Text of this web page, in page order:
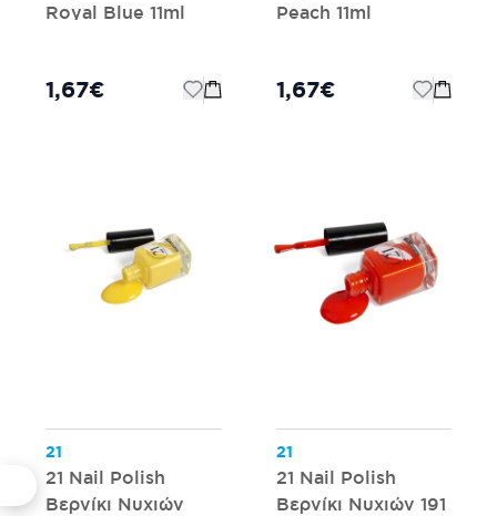
Royal Blue 11ml
1,67€
Peach 11ml
1,67€
21
21 Nail Polish
Βερνίκι Νυχιών
21
21 Nail Polish
Βερνίκι Νυχιών 191